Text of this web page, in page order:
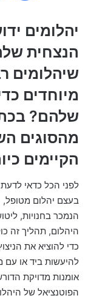
יהלומים
הנצחית
שיהלומים
מיוחדים
שלהם?
מהסוגים
הקיימים
לפני הכל כדאי
בעצם יהלום מטופל,
הנמכר בחנויות,
היהלום, תהליך זה
כדי להוציא את
להיעשות ביד או עם
אומנות מדויקת
הפוטנציאל של